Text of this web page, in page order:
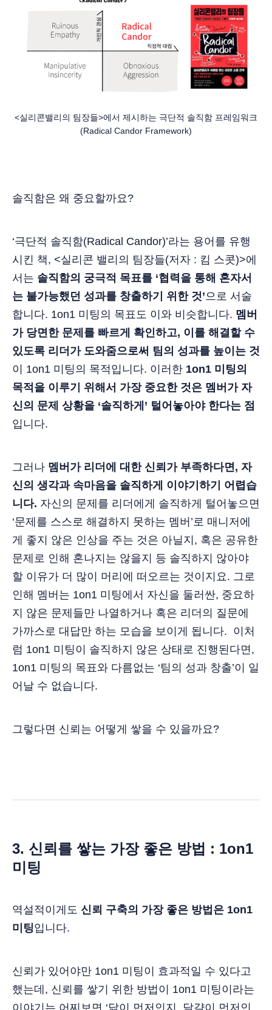
<실리콘밸리의 팀장들>에서 제시하는 극단적 솔직함 프레임워크
(Radical Candor Framework)
솔직함은 왜 중요할까요?
‘극단적 솔직함(Radical Candor)’라는 용어를 유행
시킨 책, <실리콘 밸리의 팀장들(저자 : 킴 스콧)>에
서는 솔직함의 궁극적 목표를 ‘협력을 통해 혼자서
는 불가능했던 성과를 창출하기 위한 것’으로 서술
합니다. 1on1 미팅의 목표도 이와 비슷합니다. 멤버
가 당면한 문제를 빠르게 확인하고, 이를 해결할 수
있도록 리더가 도와줌으로써 팀의 성과를 높이는 것
이 1on1 미팅의 목적입니다. 이러한 1on1 미팅의
목적을 이루기 위해서 가장 중요한 것은 멤버가 자
신의 문제 상황을 ‘솔직하게’ 털어놓아야 한다는 점
입니다.
그러나 멤버가 리더에 대한 신뢰가 부족하다면, 자
신의 생각과 속마음을 솔직하게 이야기하기 어렵습
니다. 자신의 문제를 리더에게 솔직하게 털어놓으면
‘문제를 스스로 해결하지 못하는 멤버’로 매니저에
게 좋지 않은 인상을 주는 것은 아닐지, 혹은 공유한
문제로 인해 혼나지는 않을지 등 솔직하지 않아야
할 이유가 더 많이 머리에 떠오르는 것이지요. 그로
인해 멤버는 1on1 미팅에서 자신을 둘러싼, 중요하
지 않은 문제들만 나열하거나 혹은 리더의 질문에
가까스로 대답만 하는 모습을 보이게 됩니다. 이처
럼 1on1 미팅이 솔직하지 않은 상태로 진행된다면,
1on1 미팅의 목표와 다름없는 ‘팀의 성과 창출’이 일
어날 수 없습니다.
그렇다면 신뢰는 어떻게 쌓을 수 있을까요?
3. 신뢰를 쌓는 가장 좋은 방법 : 1on1
미팅
역설적이게도 신뢰 구축의 가장 좋은 방법은 1on1
미팅입니다.
신뢰가 있어야만 1on1 미팅이 효과적일 수 있다고
했는데, 신뢰를 쌓기 위한 방법이 1on1 미팅이라는
이야기는 어찌보면 ‘닭이 먼저인지, 달걀이 먼저인